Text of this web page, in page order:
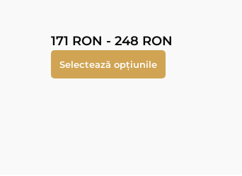
171 RON - 248 RON
Selectează opțiunile